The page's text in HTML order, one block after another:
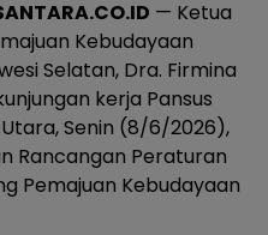
— Ketua
Kebudayaan
Selatan, Dra. Firmina
kerja Pansus
Senin (8/6/2026),
Rancangan Peraturan
Pemajuan Kebudayaan